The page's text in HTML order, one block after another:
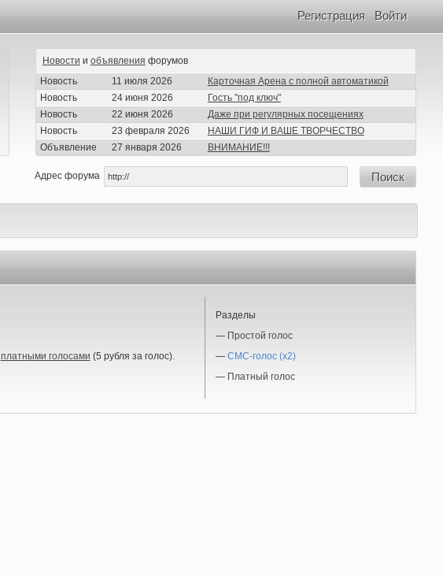
Войти
Регистрация
Новости и объявления форумов
Новость
11 июля 2026
Карточная Арена с полной автоматикой
Новость
24 июня 2026
Гость "под ключ"
Новость
22 июня 2026
Даже при регулярных посещениях
Новость
23 февраля 2026
НАШИ ГИФ И ВАШЕ ТВОРЧЕСТВО
Объявление
27 января 2026 ВНИМАНИЕ!!!
Адрес форума Поиск
платными голосами (5 рубля за голос).
Разделы
— Простой голос
— СМС-голос (x2)
— Платный голос